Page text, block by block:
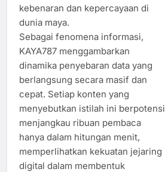
kebenaran dan kepercayaan di
dunia maya.
Sebagai fenomena informasi,
KAYA787 menggambarkan
dinamika penyebaran data yang
berlangsung secara masif dan
cepat. Setiap konten yang
menyebutkan istilah ini berpotensi
menjangkau ribuan pembaca
hanya dalam hitungan menit,
memperlihatkan kekuatan jejaring
digital dalam membentuk